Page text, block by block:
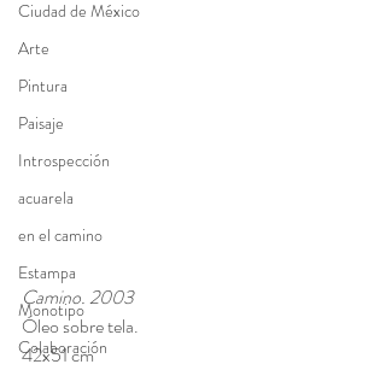
Ciudad de México
Arte
Pintura
Paisaje
Introspección
acuarela
en el camino
Estampa
Monotipo
Colaboración
Camino. 2003
Óleo sobre tela.
42x51 cm